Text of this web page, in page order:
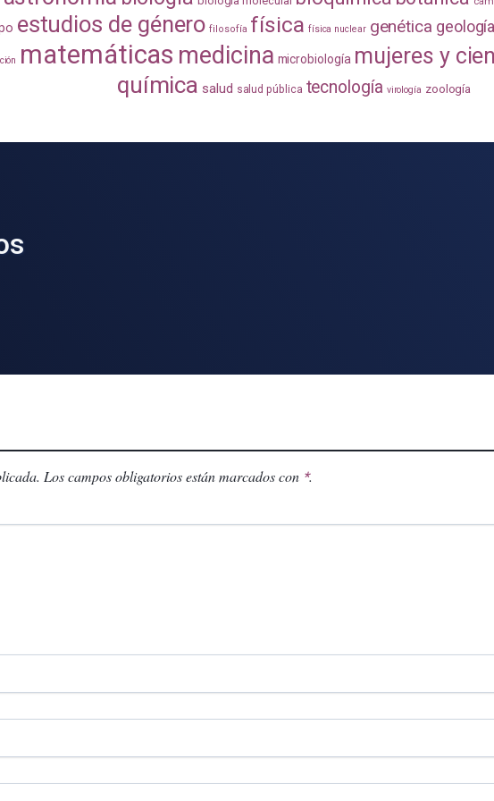
estudios de género filosofía física física nuclear genética geología
matemáticas medicina microbiología mujeres y
química salud salud pública tecnología virología zoología
Los campos obligatorios están marcados con *.